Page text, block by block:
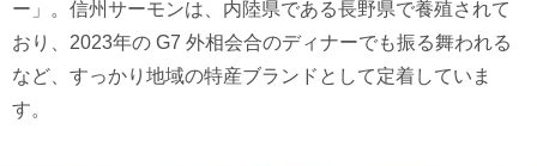
ー」。信州サーモンは、内陸県である⻑野県で養殖されて
おり、2023年の G7 外相会合のディナーでも振る舞われる
など、すっかり地域の特産ブランドとして定着していま
す。